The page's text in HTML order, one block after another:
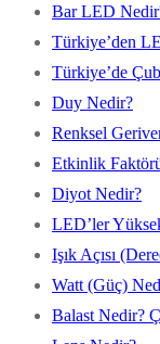
Bar LED
Türkiye’den
Türkiye’de
Duy Nedir?
Renksel
Etkinlik
Diyot Nedir?
LED’ler
Işık Açısı
Watt (Güç)
Balast Nedir?